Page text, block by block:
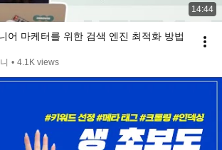
14:44
어 마케터를 위한 검색 엔진 최적화 방법
• 4.1K views